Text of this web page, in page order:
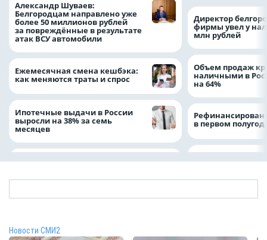
Александр Шуваев:
Белгородцам направлено уже
более 50 миллионов рублей
за повреждённые в результате
атак ВСУ автомобили
Ежемесячная смена кешбэка:
как меняются траты и спрос
Ипотечные выдачи в России
выросли на 38% за семь
месяцев
Директор
фирмы увел у
млн рублей
Объем продаж
наличными в
на 64%
в первом
Новости СМИ2